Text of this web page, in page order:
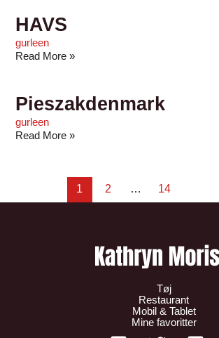
HAVS
gurleen
Read More »
Pieszakdenmark
gurleen
Read More »
1 2 … 14
Tøj
Restaurant
Mobil & Tablet
Mine favoritter